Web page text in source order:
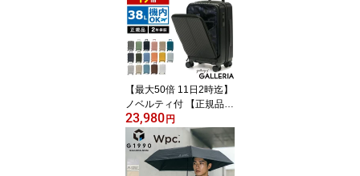
【最大50倍 11日2時迄】
ノベルティ付 【正規品2
年保証】 イノベーター
スーツケース 機内持ち込
み フロントオープン 軽
量 innovator キャリーケ
23,980 円